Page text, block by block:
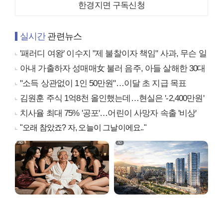
한경지면 구독신청
실시간관련뉴스
'패러디 여왕' 이수지 "제 불찰이자 책임" 사과, 무슨 일
아내 가출하자 성매매女 불러 음주, 아들 살해한 30대
"소득 상관없이 1인 50만원"…이달 초 지급 목표
김원훈 주식 1억8천 올인했는데…현실은 '-2,400만원'
치사율 최대 75% '공포'…어린이 사망자 속출 '비상'
"오래 참았죠? 자, 오늘이 그날이에요.."